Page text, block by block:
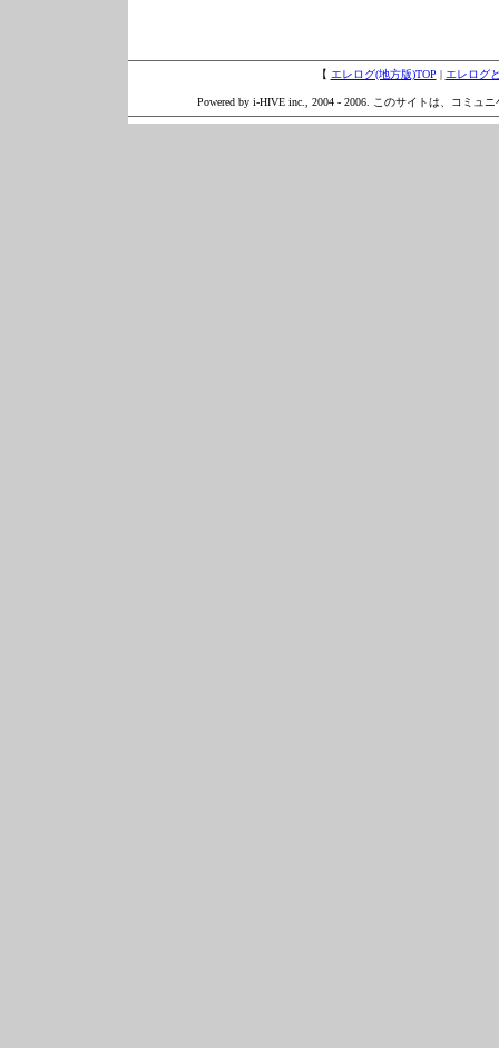
【 エレログ(地方版)TOP | エレログ
Powered by i-HIVE inc., 2004 - 2006. このサイトは、コミュ